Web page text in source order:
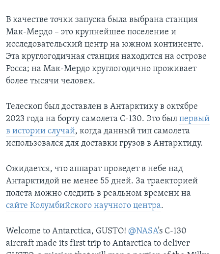
В качестве точки запуска была выбрана станция
Мак-Мердо – это крупнейшее поселение и
исследовательский центр на южном континенте.
Эта круглогодичная станция находится на острове
Росса; на Мак-Мердо круглогодично проживает
более тысячи человек.
Телескоп был доставлен в Антарктику в октябре
2023 года на борту самолета C-130. Это был первый
в истории случай, когда данный тип самолета
использовался для доставки грузов в Антарктиду.
Ожидается, что аппарат проведет в небе над
Антарктидой не менее 55 дней. За траекторией
полета можно следить в реальном времени на
сайте Колумбийского научного центра.
Welcome to Antarctica, GUSTO! @NASA’s C-130
aircraft made its first trip to Antarctica to deliver